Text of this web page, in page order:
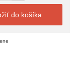
do košíka